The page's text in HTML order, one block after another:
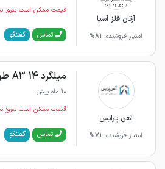
آرتان فلز آسیا
امتیاز فروشنده: 81%
قیمت ممکن است به‌روز
تماس گفتگو
آهن پرایس
امتیاز فروشنده: 71%
میلگرد 14 A3 طول 12 ظفر بناب
10 ماه پیش
قیمت ممکن است به‌روز
تماس گفتگو